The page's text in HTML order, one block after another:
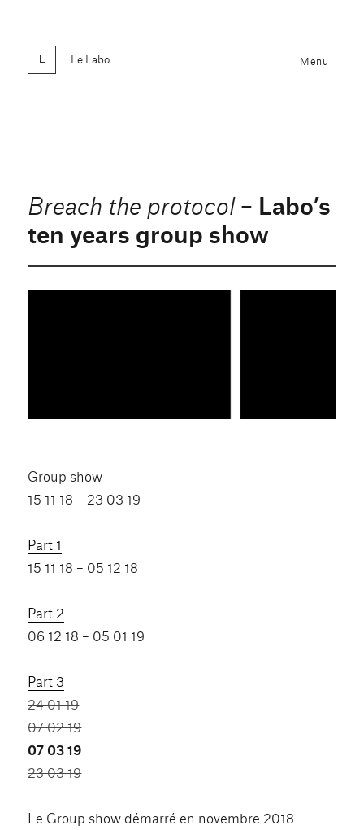
Le Labo Menu
Breach the protocol– Labo’s
ten years group show
Group show
15 11 18 – 23 03 19
Part 1
15 11 18 – 05 12 18
Part 2
06 12 18 – 05 01 19
Part 3
24 01 19
07 02 19
07 03 19
23 03 19
Le Group show démarré en novembre 2018